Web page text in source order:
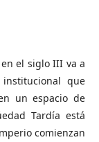
el siglo III va a
que
un espacio de
Tardía está
comienzan